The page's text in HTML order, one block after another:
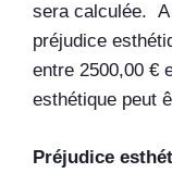
sera calculée. A
préjudice
entre 2500,00 €
esthétique peut
Préjudice